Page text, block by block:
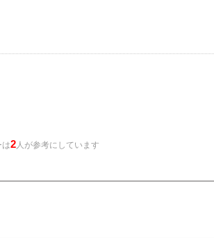
2人が参考にしています